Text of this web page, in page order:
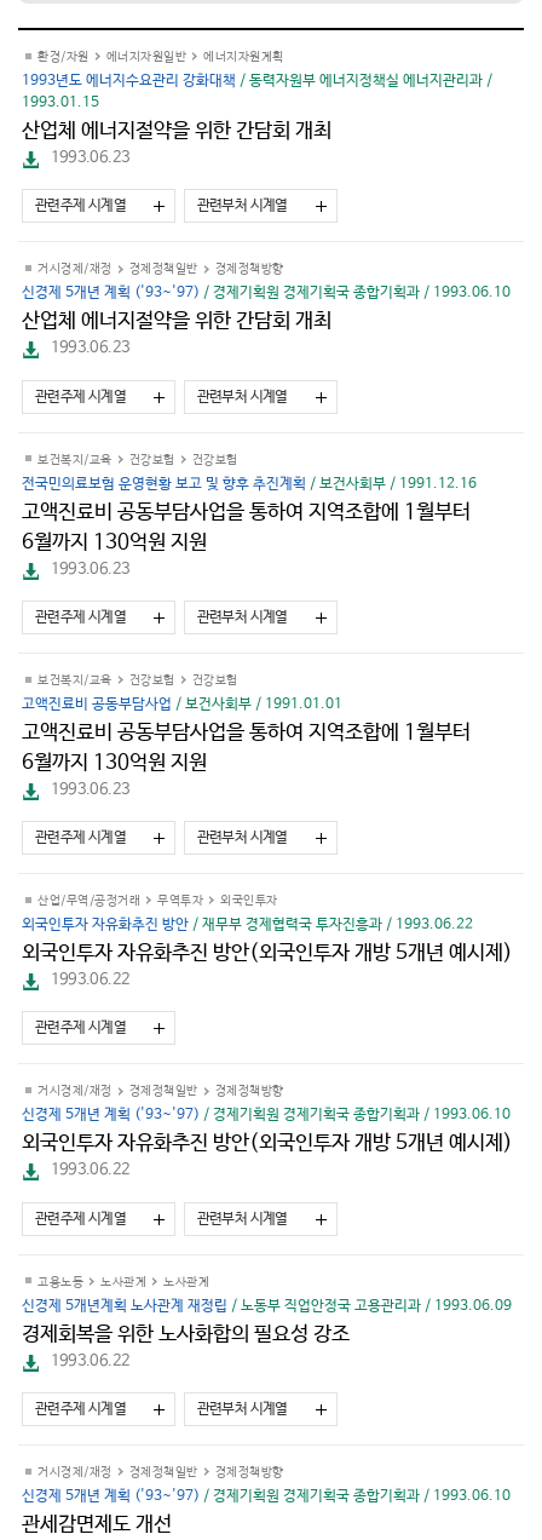
환경/자원 에너지자원일반 에너지자원계획
1993년도 에너지수요관리 강화대책 / 동력자원부 에너지정책실 에너지관리과 /
1993.01.15
산업체 에너지절약을 위한 간담회 개최
파
다
운
로
1993.06.23
관련주제 시계열 관련부처 시계열
거시경제/재정 경제정책일반 경제정책방향
신경제 5개년 계획 ('93~'97) / 경제기획원 경제기획국 종합기획과 / 1993.06.10
산업체 에너지절약을 위한 간담회 개최
파
다
운
로
1993.06.23
관련주제 시계열 관련부처 시계열
보건복지/교육 건강보험 건강보험
전국민의료보험 운영현황 보고 및 향후 추진계획 / 보건사회부 / 1991.12.16
고액진료비 공동부담사업을 통하여 지역조합에 1월부터
6월까지 130억원 지원
파
일
다
운
로
1993.06.23
관련주제 시계열 관련부처 시계열
보건복지/교육 건강보험 건강보험
고액진료비 공동부담사업 / 보건사회부 / 1991.01.01
고액진료비 공동부담사업을 통하여 지역조합에 1월부터
6월까지 130억원 지원
파
다
운
로
1993.06.23
관련주제 시계열 관련부처 시계열
산업/무역/공정거래 무역투자 외국인투자
외국인투자 자유화추진 방안 / 재무부 경제협력국 투자진흥과 / 1993.06.22
외국인투자 자유화추진 방안(외국인투자 개방 5개년 예시제)
파
다
운
로
1993.06.22
관련주제 시계열
거시경제/재정 경제정책일반 경제정책방향
신경제 5개년 계획 ('93~'97) / 경제기획원 경제기획국 종합기획과 / 1993.06.10
외국인투자 자유화추진 방안(외국인투자 개방 5개년 예시제)
파
다
운
로
1993.06.22
관련주제 시계열 관련부처 시계열
고용노동 노사관계 노사관계
신경제 5개년계획 노사관계 재정립 / 노동부 직업안정국 고용관리과 / 1993.06.09
경제회복을 위한 노사화합의 필요성 강조
파
일
다
운
로
1993.06.22
관련주제 시계열 관련부처 시계열
거시경제/재정 경제정책일반 경제정책방향
신경제 5개년 계획 ('93~'97) / 경제기획원 경제기획국 종합기획과 / 1993.06.10
관세감면제도 개선